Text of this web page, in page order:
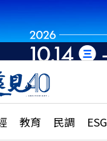
教育 民調 ESG
特輯
大學升學、職涯攻略
縣市施政調查全解析